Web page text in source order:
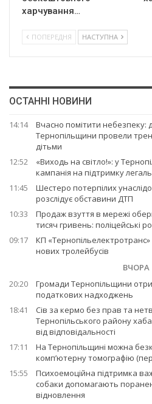
харчування…
ПОПЕРЕДНЯ НАСТУПНА
ОСТАННІ НОВИНИ
14:14
Вчасно помітити небезпеку:
Тернопільщини провели
дітьми
12:52
«Виходь на світло!»: у
кампанія на підтримку
11:45
Шестеро потерпілих
розслідує обставини ДТП
10:33
Продаж взуття в мережі
тисяч гривень: поліцейські
09:17
КП
нових тролейбусів
ВЧОРА
20:20
Громади Тернопільщини
податкових надходжень
18:41
Сів за кермо без прав та
Тернопільського району
від відповідальності
17:11
На Тернопільщині можна
комп’ютерну томографію
15:55
Психоемоційна підтримка
собаки допомагають
відновлення